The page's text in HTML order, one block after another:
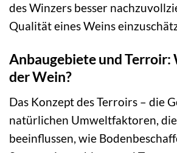
des Winzers besser
Qualität eines Weins
Anbaugebiete und Terroir:
der Wein?
Das Konzept des Terroirs – die
natürlichen Umweltfaktoren,
beeinflussen, wie